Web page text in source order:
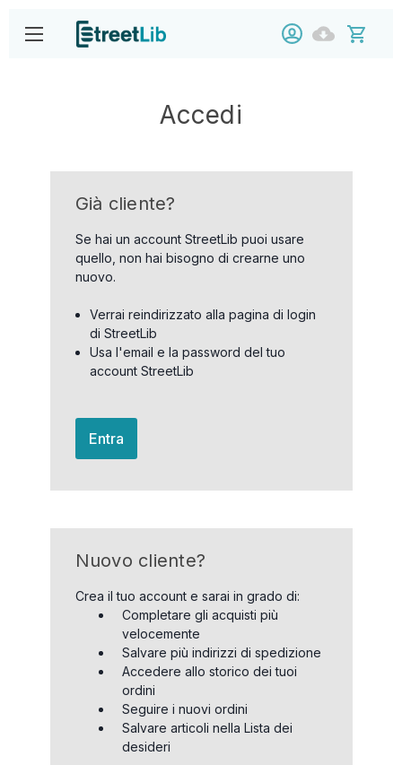
Accedi
Già cliente?
Se hai un account StreetLib puoi usare
quello, non hai bisogno di crearne uno
nuovo.
Verrai reindirizzato alla pagina di login
di StreetLib
Usa l'email e la password del tuo
account StreetLib
Entra
Nuovo cliente?
Crea il tuo account e sarai in grado di:
Completare gli acquisti più
velocemente
Salvare più indirizzi di spedizione
Accedere allo storico dei tuoi
ordini
Seguire i nuovi ordini
Salvare articoli nella Lista dei
desideri